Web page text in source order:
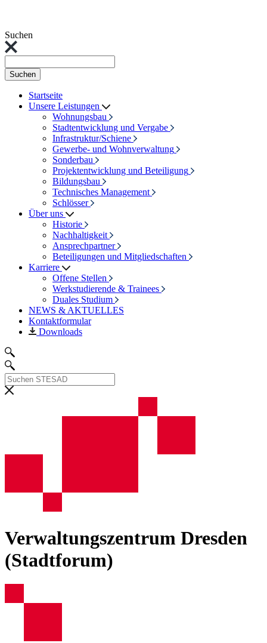
Suchen
Suchen
Startseite
Unsere Leistungen
Wohnungsbau
Stadtentwicklung und Vergabe
Infrastruktur/Schiene
Gewerbe- und Wohnverwaltung
Sonderbau
Projektentwicklung und Beteiligung
Bildungsbau
Technisches Management
Schlösser
Über uns
Historie
Nachhaltigkeit
Ansprechpartner
Beteiligungen und Mitgliedschaften
Karriere
Offene Stellen
Werkstudierende & Trainees
Duales Studium
NEWS & AKTUELLES
Kontaktformular
Downloads
Verwaltungszentrum Dresden
(Stadtforum)